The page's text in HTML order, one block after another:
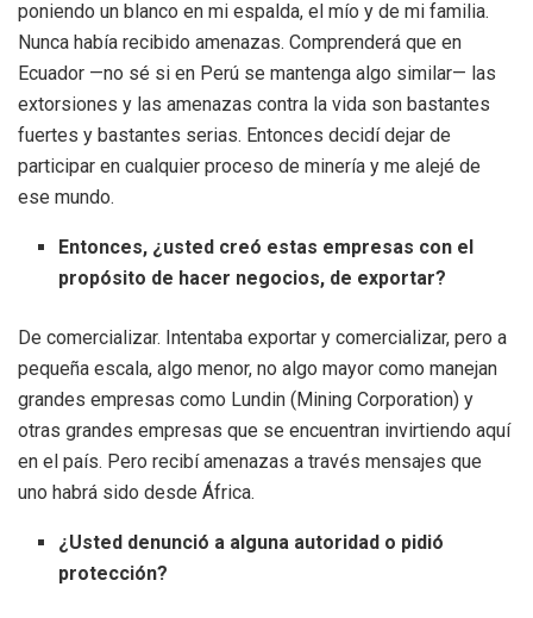
poniendo un blanco en mi espalda, el mío y de mi familia.
Nunca había recibido amenazas. Comprenderá que en
Ecuador —no sé si en Perú se mantenga algo similar— las
extorsiones y las amenazas contra la vida son bastantes
fuertes y bastantes serias. Entonces decidí dejar de
participar en cualquier proceso de minería y me alejé de
ese mundo.
Entonces, ¿usted creó estas empresas con el
propósito de hacer negocios, de exportar?
De comercializar. Intentaba exportar y comercializar, pero a
pequeña escala, algo menor, no algo mayor como manejan
grandes empresas como Lundin (Mining Corporation) y
otras grandes empresas que se encuentran invirtiendo aquí
en el país. Pero recibí amenazas a través mensajes que
uno habrá sido desde África.
¿Usted denunció a alguna autoridad o pidió
protección?